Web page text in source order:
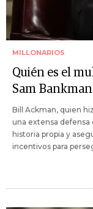
MILLONARIOS
Quién es el
Sam
Bill Ackman, quien
una extensa defensa
historia propia y
incentivos para